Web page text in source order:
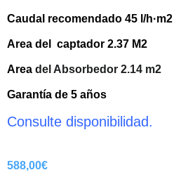
Caudal recomendado 45 l/h·m2
Area del captador 2.37 M2
Area del Absorbedor 2.14 m2
Garantía de 5 años
Consulte disponibilidad.
588,00€